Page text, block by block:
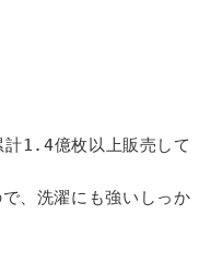
1.4億枚以上販売して
、洗濯にも強いしっか